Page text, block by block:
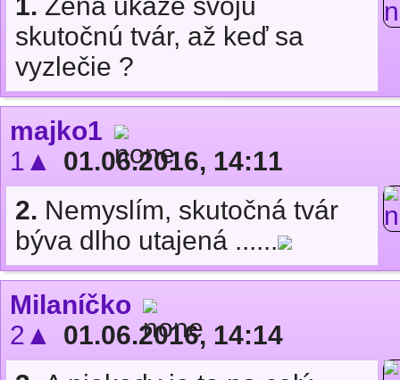
skutočnú tvár, až keď sa
vyzlečie ?
majko1
1▲
01.06.2016, 14:11
2. Nemyslím, skutočná tvár
býva dlho utajená ......
Milaníčko
2▲
01.06.2016, 14:14